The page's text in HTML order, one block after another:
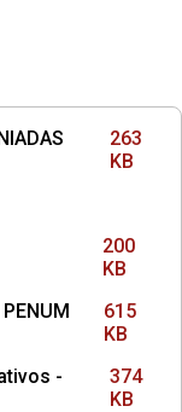
263
KB
200
KB
615
KB
-
374
KB